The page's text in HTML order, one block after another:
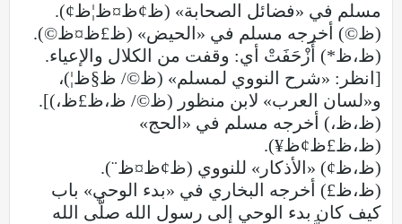
مسلم في «فضائل الصحابة» (ظ¢ظ¤ظ¦ظ¢).
(ظ©) أخرجه مسلم في «الحيض» (ظ£ظ¤ظ©).
(ظ،ظ*) أَزْحَفَتْ أي: وقفت من الكلال والإعياء.
[انظر: «شرح النووي لمسلم» (ظ©/ ظ§ظ¦)،
و«لسان العرب» لابن منظور (ظ©/ ظ،ظ£ظ،)].
(ظ،ظ،) أخرجه مسلم في «الحج»
(ظ،ظ£ظ¢ظ¥).
(ظ،ظ¢) «الأذكار» للنووي (ظ¢ظ¤ظ¨).
(ظ،ظ£) أخرجه البخاري في «بدء الوحي» باب
كيف كان بدء الوحي إلى رسول الله صلَّى الله